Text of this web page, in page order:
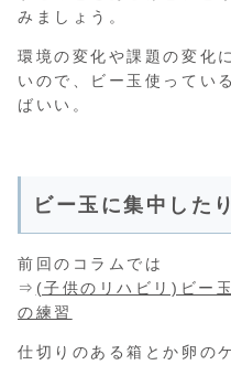
みましょう。
環境の変化や課題の変化
いので、ビー玉使ってい
ばいい。
ビー玉に集中した
前回のコラムでは
⇒ (子供のリハビリ)ビー
の練習
仕切りのある箱とか卵の